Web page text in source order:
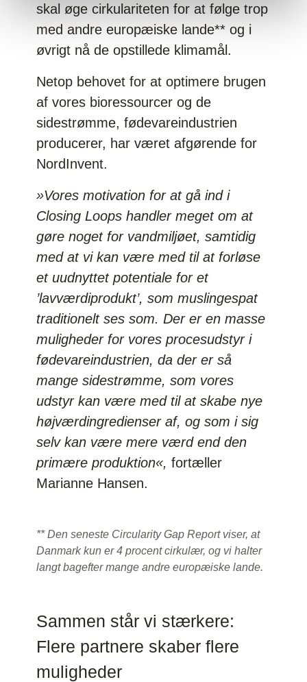
skal øge cirkulariteten for at følge trop
med andre europæiske lande** og i
øvrigt nå de opstillede klimamål.
Netop behovet for at optimere brugen
af vores bioressourcer og de
sidestrømme, fødevareindustrien
producerer, har været afgørende for
NordInvent.
»Vores motivation for at gå ind i
Closing Loops handler meget om at
gøre noget for vandmiljøet, samtidig
med at vi kan være med til at forløse
et uudnyttet potentiale for et
’lavværdiprodukt’, som muslingespat
traditionelt ses som. Der er en masse
muligheder for vores procesudstyr i
fødevareindustrien, da der er så
mange sidestrømme, som vores
udstyr kan være med til at skabe nye
højværdingredienser af, og som i sig
selv kan være mere værd end den
primære produktion«,fortæller
Marianne Hansen.
** Den seneste Circularity Gap Report viser, at
Danmark kun er 4 procent cirkulær, og vi halter
langt bagefter mange andre europæiske lande.
Sammen står vi stærkere:
Flere partnere skaber flere
muligheder